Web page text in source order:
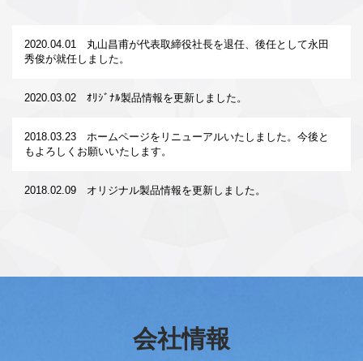
2020.04.01 丸山昌甫が代表取締役社長を退任、後任として永田
秀俊が就任しました。
2020.03.02 ｵﾘｼﾞﾅﾙ製品情報を更新しました。
2018.03.23 ホームページをリニューアルいたしました。今後と
もよろしくお願いいたします。
2018.02.09 オリジナル製品情報を更新しました。
会社情報